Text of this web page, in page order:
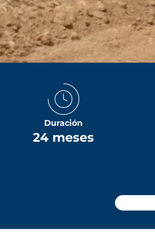
Duración
24 meses